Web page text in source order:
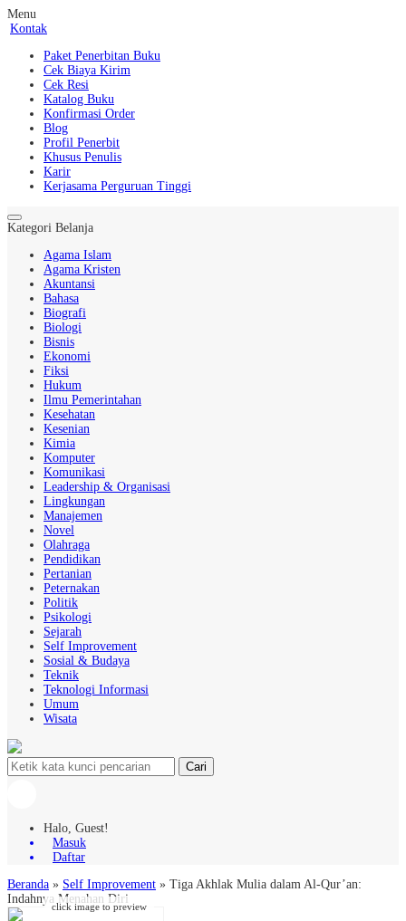
Menu
Kontak
Paket Penerbitan Buku
Cek Biaya Kirim
Cek Resi
Katalog Buku
Konfirmasi Order
Blog
Profil Penerbit
Khusus Penulis
Karir
Kerjasama Perguruan Tinggi
Kategori Belanja
Agama Islam
Agama Kristen
Akuntansi
Bahasa
Biografi
Biologi
Bisnis
Ekonomi
Fiksi
Hukum
Ilmu Pemerintahan
Kesehatan
Kesenian
Kimia
Komputer
Komunikasi
Leadership & Organisasi
Lingkungan
Manajemen
Novel
Olahraga
Pendidikan
Pertanian
Peternakan
Politik
Psikologi
Sejarah
Self Improvement
Sosial & Budaya
Teknik
Teknologi Informasi
Umum
Wisata
Cari
Halo, Guest!
Masuk
Daftar
Beranda » Self Improvement » Tiga Akhlak Mulia dalam Al-Qur’an:
Indahnya Menahan Diri
click image to preview